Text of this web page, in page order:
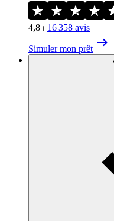
4,8 ⏐ 16 358 avis
Simuler mon prêt